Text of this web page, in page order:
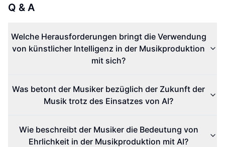
Q & A
Welche Herausforderungen bringt die Verwendung
von künstlicher Intelligenz in der Musikproduktion
mit sich?
Was betont der Musiker bezüglich der Zukunft der
Musik trotz des Einsatzes von AI?
Wie beschreibt der Musiker die Bedeutung von
Ehrlichkeit in der Musikproduktion mit AI?